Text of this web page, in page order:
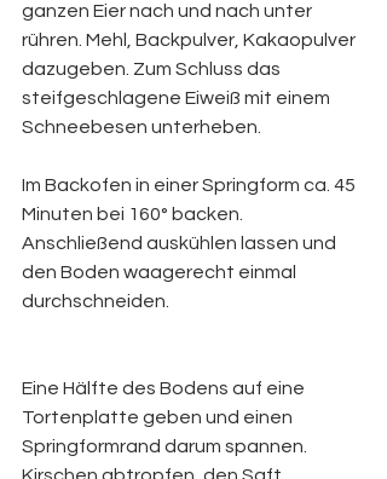
ganzen Eier nach und nach unter
rühren. Mehl, Backpulver, Kakaopulver
dazugeben. Zum Schluss das
steifgeschlagene Eiweiß mit einem
Schneebesen unterheben.
Im Backofen in einer Springform ca. 45
Minuten bei 160° backen.
Anschließend auskühlen lassen und
den Boden waagerecht einmal
durchschneiden.
Eine Hälfte des Bodens auf eine
Tortenplatte geben und einen
Springformrand darum spannen.